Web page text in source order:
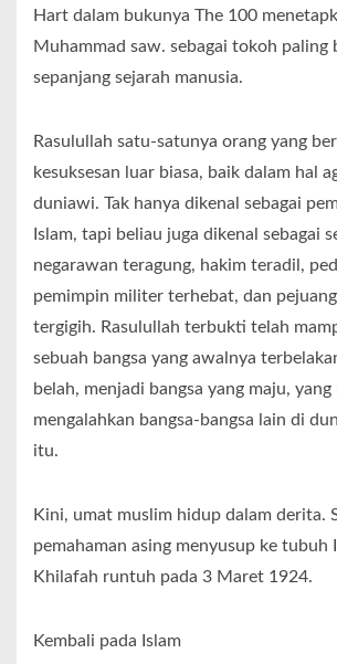
Hart dalam bukunya The 100
Muhammad saw. sebagai tokoh paling
sepanjang sejarah manusia.
Rasulullah satu-satunya orang yang
kesuksesan luar biasa, baik dalam hal
duniawi. Tak hanya dikenal sebagai
Islam, tapi beliau juga dikenal sebagai
negarawan teragung, hakim teradil,
pemimpin militer terhebat, dan
tergigih. Rasulullah terbukti telah
sebuah bangsa yang awalnya
belah, menjadi bangsa yang maju,
mengalahkan bangsa-bangsa lain di
itu.
Kini, umat muslim hidup dalam derita.
pemahaman asing menyusup ke tubuh
Khilafah runtuh pada 3 Maret 1924.
Kembali pada Islam